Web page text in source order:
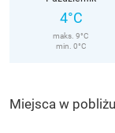
4°C
maks. 9°C
min. 0°C
Miejsca w pobliżu